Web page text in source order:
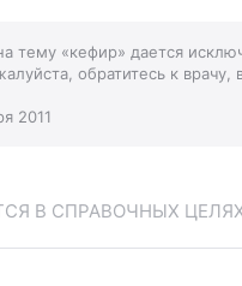
тему «кефир» дается
обратитесь к
2011
В СПРАВОЧНЫХ